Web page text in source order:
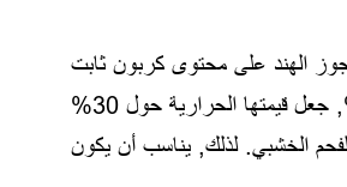
الهند على محتوى كربون ثابت
أكثر 80%, جعل قيمتها الحرارية حول 30%